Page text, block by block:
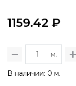
1159.42 ₽
м.
В наличии: 0 м.